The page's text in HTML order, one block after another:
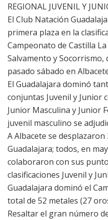
REGIONAL JUVENIL Y
El Club Natación
primera plaza en la
Campeonato de Castilla
Salvamento y Socorrismo,
pasado sábado en
El Guadalajara dominó
conjuntas Juvenil y Junior
Junior Masculina y Junior
juvenil masculino se
A Albacete se
Guadalajara; todos, en
colaboraron con sus
clasificaciones Juvenil y
Guadalajara dominó el
total de 52 metales (27
Resaltar el gran número